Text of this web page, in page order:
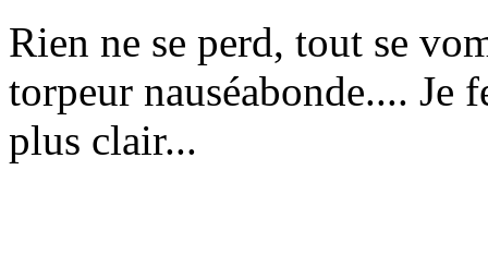
Rien ne se perd, tout se
torpeur nauséabonde.... Je
plus clair...